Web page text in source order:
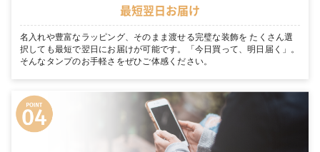
最短翌日お届け
名入れや豊富なラッピング、そのまま渡せる完璧な装飾を たくさん選
択しても最短で翌日にお届けが可能です。「今日買って、明日届く」。
そんなタンプのお手軽さをぜひご体感ください。